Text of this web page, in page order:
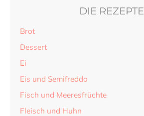
DIE REZEPTE
Brot
Dessert
Ei
Eis und Semifreddo
Fisch und Meeresfrüchte
Fleisch und Huhn